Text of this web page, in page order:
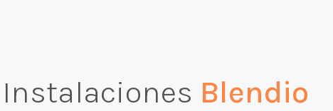
Instalaciones Blendio